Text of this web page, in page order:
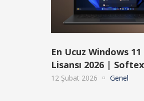
En Ucuz Windows
Lisansı 2026 |
12 Şubat 2026
Genel